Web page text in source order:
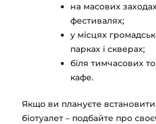
на масових
фестивалях;
у місцях
парках і скверах;
біля тимчасових
кафе.
Якщо ви плануєте
біотуалет – подбайте про